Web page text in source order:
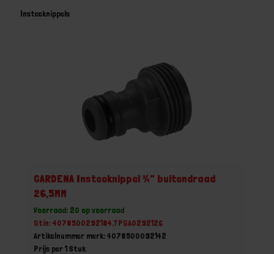
Insteeknippels
GARDENA Insteeknippel ¾" buitendraad
26,5MM
Voorraad: 20 op voorraad
Gtin: 4078500292184,TPGA0292126
Artikelnummer merk: 4078500092142
Prijs per 1 Stuk